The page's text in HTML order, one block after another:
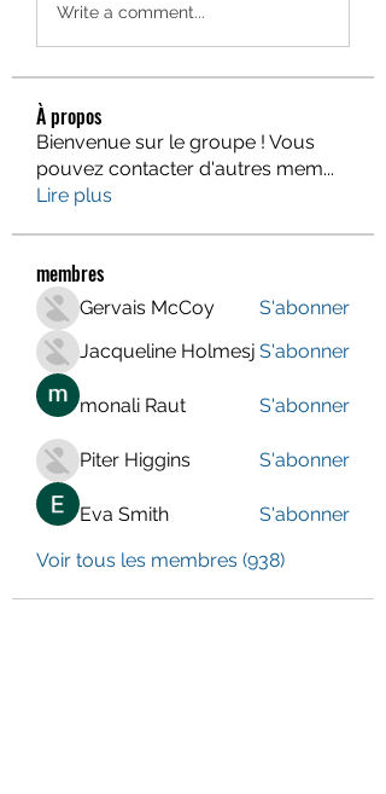
Write a comment...
À propos
Bienvenue sur le groupe ! Vous
pouvez contacter d'autres mem...
Lire plus
membres
Gervais McCoy
S'abonner
Jacqueline Holmesj S'abonner
monali Raut S'abonner
Piter Higgins S'abonner
Eva Smith
S'abonner
Voir tous les membres (938)